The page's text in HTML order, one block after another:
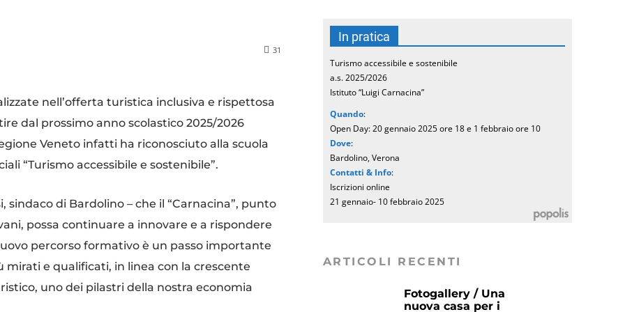
31
nell’offerta turistica inclusiva e rispettosa
dal prossimo anno scolastico 2025/2026
Veneto infatti ha riconosciuto alla scuola
“Turismo accessibile e sostenibile”.
di Bardolino – che il “Carnacina”, punto
possa continuare a innovare e a rispondere
percorso formativo è un passo importante
e qualificati, in linea con la crescente
uno dei pilastri della nostra economia
In pratica
Turismo accessibile e sostenibile
a.s. 2025/2026
Istituto “Luigi Carnacina”
Quando:
Open Day: 20 gennaio 2025 ore 18 e 1 febbraio ore 10
Dove:
Bardolino, Verona
Contatti & Info:
Iscrizioni online
21 gennaio- 10 febbraio 2025
ARTICOLI RECENTI
Fotogallery / Una
nuova casa per i